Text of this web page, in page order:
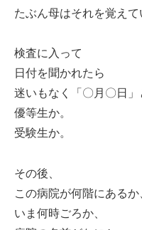
たぶん母はそれを覚えて
検査に入って
日付を聞かれたら
迷いもなく「〇月〇日」
優等生か。
受験生か。
その後、
この病院が何階にあるか
いま何時ごろか、